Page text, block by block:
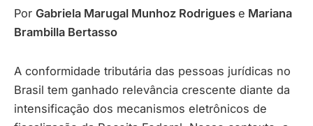
Por Gabriela Marugal Munhoz Rodrigues e Mariana
Brambilla Bertasso
A conformidade tributária das pessoas jurídicas no
Brasil tem ganhado relevância crescente diante da
intensificação dos mecanismos eletrônicos de